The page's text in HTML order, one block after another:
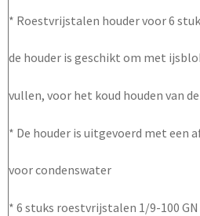
* Roestvrijstalen houder voor 6
de houder is geschikt om met
vullen, voor het koud houden van
* De houder is uitgevoerd met een
voor condenswater
* 6 stuks roestvrijstalen 1/9-100